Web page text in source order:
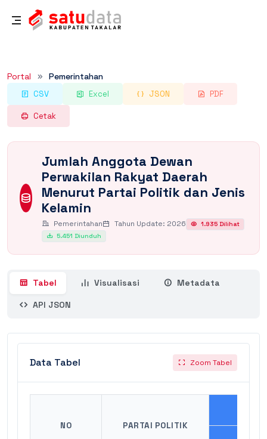
Portal Pemerintahan
CSV Excel JSON PDF
Cetak
Jumlah Anggota Dewan
Perwakilan Rakyat Daerah
Menurut Partai Politik dan Jenis
Kelamin
Pemerintahan Tahun Update: 2026
1.935 Dilihat
5.451 Diunduh
Tabel Visualisasi Metadata
API JSON
Data Tabel Zoom Tabel
NO
PARTAI POLITIK